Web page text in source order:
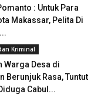
: Untuk Para
Makassar, Pelita Di
Kriminal
Warga Desa di
Berunjuk Rasa, Tuntut
Cabul...